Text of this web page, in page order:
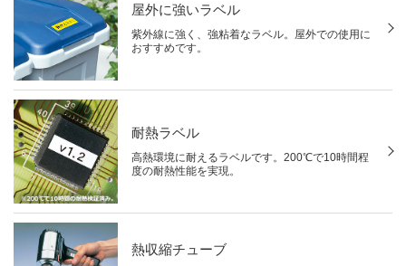
屋外に強いラベル
紫外線に強く、強粘着なラベル。屋外での使用に
おすすめです。
耐熱ラベル
高熱環境に耐えるラベルです。200℃で10時間程
度の耐熱性能を実現。
熱収縮チューブ